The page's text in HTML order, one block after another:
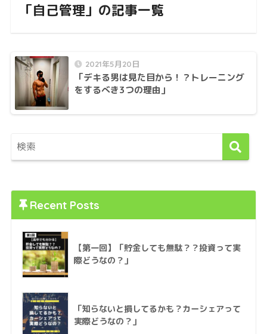
「自己管理」の記事一覧
2021年5月20日
「デキる男は見た目から！？トレーニング
をするべき3つの理由」
Recent Posts
【第一回】「貯金しても無駄？？投資って実
際どうなの？」
「知らないと損してるかも？カーシェアって
実際どうなの？」